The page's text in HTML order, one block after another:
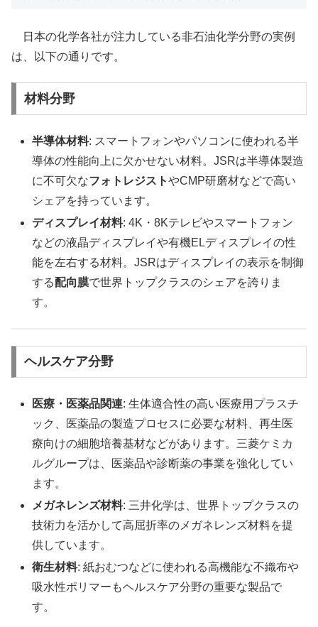
日本の化学各社が注力している非石油化学分野の実例
は、以下の通りです。
材料分野
半導体材料: スマートフォンやパソコンに使われる半
導体の性能向上に欠かせない材料。JSRは半導体製造
に不可欠なフォトレジストやCMP研磨材などで高い
シェアを持っています。
ディスプレイ材料: 4K・8Kテレビやスマートフォン
などの液晶ディスプレイや有機ELディスプレイの性
能を左右する材料。JSRはディスプレイの表示を制御
する配向膜で世界トップクラスのシェアを誇りま
す。
ヘルスケア分野
医療・医薬品関連: 生体適合性の高い医療用プラスチ
ック、医薬品の製造プロセスに必要な材料、再生医
療向けの細胞培養基材などがあります。三菱ケミカ
ルグループは、医薬品や診断薬の事業を強化してい
ます。
メガネレンズ材料: 三井化学は、世界トップクラスの
技術力を活かして高屈折率のメガネレンズ材料を提
供しています。
衛生材料: 紙おむつなどに使われる高機能な不織布や
吸水性ポリマーもヘルスケア分野の重要な製品で
す。